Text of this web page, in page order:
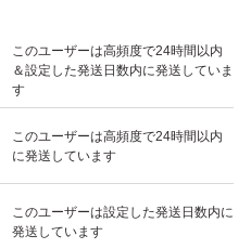
このユーザーは高頻度で24時間以内
＆設定した発送日数内に発送していま
す
このユーザーは高頻度で24時間以内
に発送しています
このユーザーは設定した発送日数内に
発送しています
いいね！
1,600